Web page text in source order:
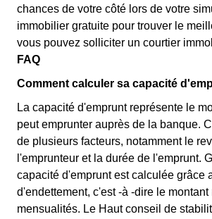
chances de votre côté lors de votre
immobilier gratuite pour trouver le
vous pouvez solliciter un courtier
FAQ
Comment calculer sa capacité
La capacité d'emprunt représente le
peut emprunter auprès de la banque.
de plusieurs facteurs, notamment le
l'emprunteur et la durée de l'emprunt.
capacité d'emprunt est calculée grâce
d'endettement, c'est -à -dire le
mensualités. Le Haut conseil de